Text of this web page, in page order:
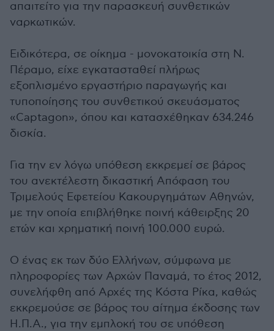
απαιτείτο για την παρασκευή συνθετικών
ναρκωτικών.
Ειδικότερα, σε οίκημα - μονοκατοικία στη Ν.
Πέραμο, είχε εγκατασταθεί πλήρως
εξοπλισμένο εργαστήριο παραγωγής και
τυποποίησης του συνθετικού σκευάσματος
«Captagon», όπου και κατασχέθηκαν 634.246
δισκία.
Για την εν λόγω υπόθεση εκκρεμεί σε βάρος
του ανεκτέλεστη δικαστική Απόφαση του
Τριμελούς Εφετείου Κακουργημάτων Αθηνών,
με την οποία επιβλήθηκε ποινή κάθειρξης 20
ετών και χρηματική ποινή 100.000 ευρώ.
Ο ένας εκ των δύο Ελλήνων, σύμφωνα με
πληροφορίες των Αρχών Παναμά, το έτος 2012,
συνελήφθη από Αρχές της Κόστα Ρίκα, καθώς
εκκρεμούσε σε βάρος του αίτημα έκδοσης των
Η.Π.Α., για την εμπλοκή του σε υπόθεση